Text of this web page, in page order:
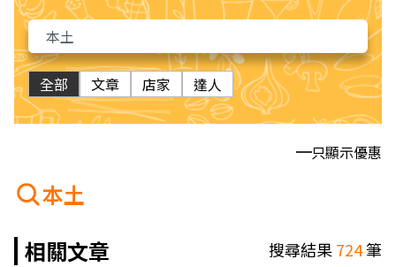
全部 文章 店家 達人
只顯示優惠
本土
相關文章
搜尋結果724筆